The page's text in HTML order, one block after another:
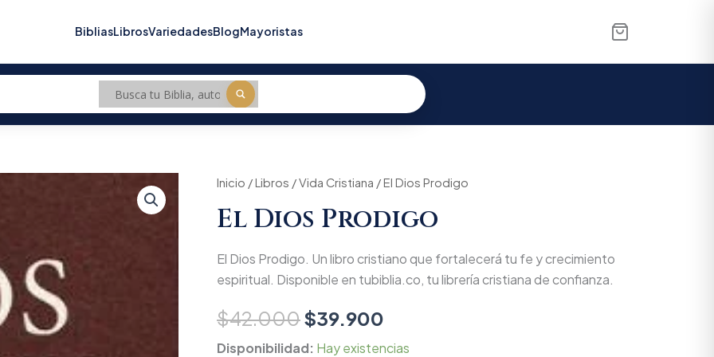
BibliasLibrosVariedadesBlogMayoristas
Inicio /Libros /Vida Cristiana / El Dios Prodigo
El Dios Prodigo
El Dios Prodigo. Un libro cristiano que fortalecerá tu fe y crecimiento
espiritual. Disponible en tubiblia.co, tu librería cristiana de confianza.
$42.000
Original
price
was:
$42.000.
$39.900
Current
price
is:
$39.900.
Disponibilidad: Hay existencias
El
Prodigo
cantidad